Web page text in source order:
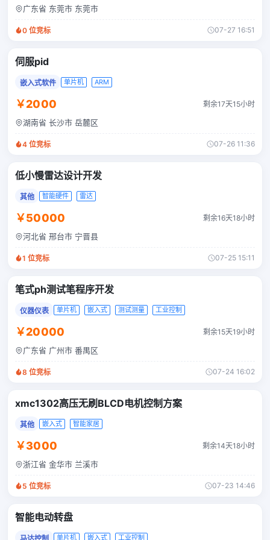
广东省 东莞市 东莞市
0 位竞标 07-27 16:51
伺服pid
嵌入式软件 单片机 ARM
￥2000 剩余17天15小时
湖南省 长沙市 岳麓区
4 位竞标 07-26 11:36
低小慢雷达设计开发
其他 智能硬件 雷达
￥50000 剩余16天18小时
河北省 邢台市 宁晋县
1 位竞标 07-25 15:11
笔式ph测试笔程序开发
仪器仪表 单片机 嵌入式 测试测量 工业控制
￥20000 剩余15天19小时
广东省 广州市 番禺区
8 位竞标 07-24 16:02
xmc1302高压无刷BLCD电机控制方案
其他 嵌入式 智能家居
￥3000 剩余14天18小时
浙江省 金华市 兰溪市
5 位竞标 07-23 14:46
智能电动转盘
马达控制 单片机 嵌入式 工业控制